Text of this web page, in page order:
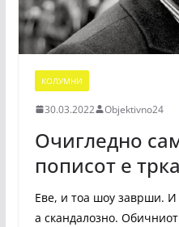
КОЛУМНИ
30.03.2022 Objektivno24
Очигледно
пописот е
Еве, и тоа шоу заврши. И
а скандалозно.